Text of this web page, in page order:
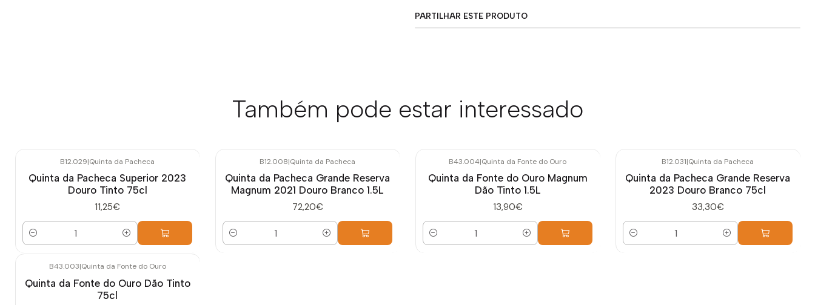
PARTILHAR ESTE PRODUTO
Também pode estar interessado
B12.029|Quinta da Pacheca
Quinta da Pacheca Superior 2023
Douro Tinto 75cl
11,25€
Quantidade
B12.008|Quinta da Pacheca
Quinta da Pacheca Grande Reserva
Magnum 2021 Douro Branco 1.5L
72,20€
Quantidade
B43.004|Quinta da Fonte do Ouro
Quinta da Fonte do Ouro Magnum
Dão Tinto 1.5L
13,90€
Quantidade
B12.031|Quinta da Pacheca
Quinta da Pacheca Grande Reserva
2023 Douro Branco 75cl
33,30€
Quantidade
B43.003|Quinta da Fonte do Ouro
Quinta da Fonte do Ouro Dão Tinto
75cl